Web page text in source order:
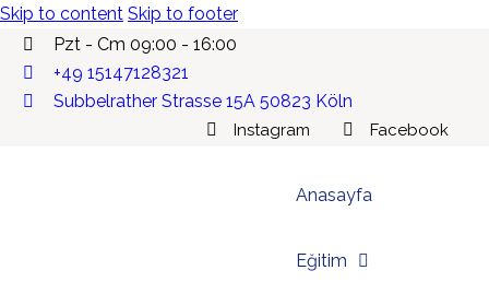
Skip to content Skip to footer
Pzt - Cm 09:00 - 16:00
+49 15147128321
Subbelrather Strasse 15A 50823 Köln
Instagram Facebook
Anasayfa
Eğitim